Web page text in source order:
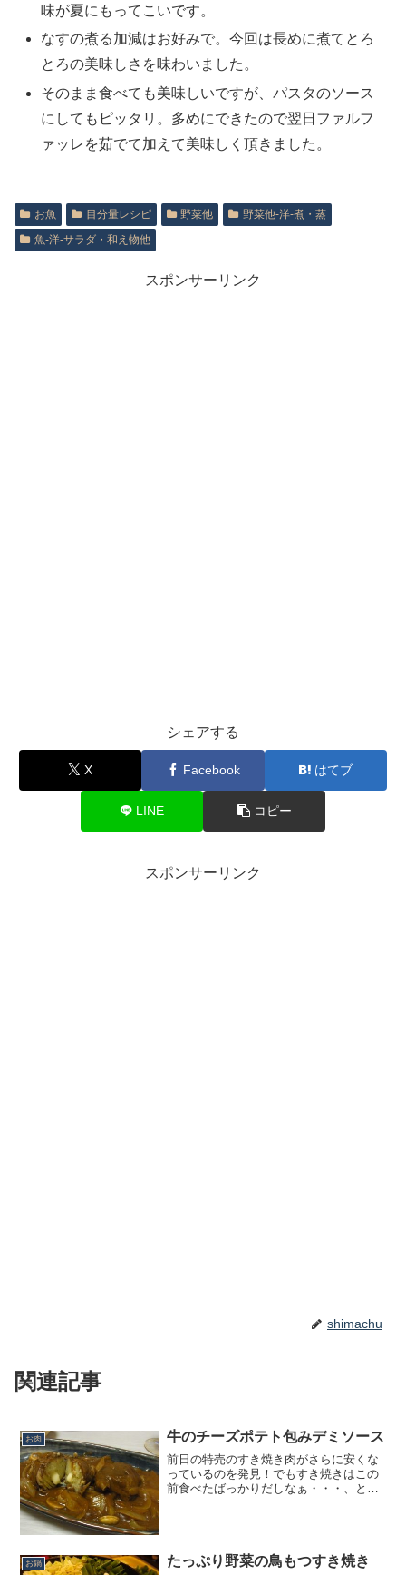
味が夏にもってこいです。
なすの煮る加減はお好みで。今回は長めに煮てとろ
とろの美味しさを味わいました。
そのまま食べても美味しいですが、パスタのソース
にしてもピッタリ。多めにできたので翌日ファルフ
ァッレを茹でて加えて美味しく頂きました。
お魚 目分量レシピ 野菜他
野菜他‐洋‐煮・蒸
魚‐洋‐サラダ・和え物他
スポンサーリンク
シェアする
X Facebook はてブ
LINE コピー
スポンサーリンク
shimachu
関連記事
お肉 牛のチーズポテト包みデミソース
前日の特売のすき焼き肉がさらに安くな
っているのを発見！でもすき焼きはこの
前食べたばっかりだしなぁ・・・、と買
お鍋 たっぷり野菜の鳥もつすき焼き